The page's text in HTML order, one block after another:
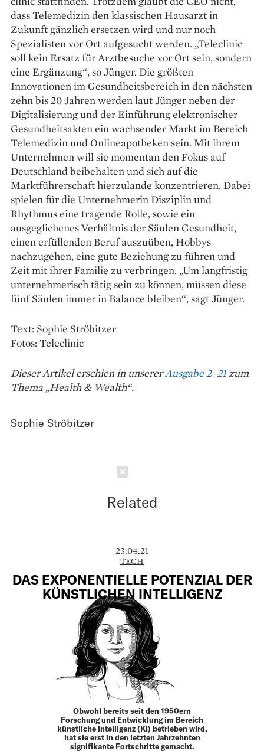
dass Tele­medizin den klassischen Hausarzt in
Zukunft gänzlich ersetzen wird und nur noch
Spezialisten vor Ort aufgesucht werden. „Tele­clinic
soll kein Ersatz für Arztbesuche vor Ort sein, sondern
eine Ergänzung“, so ­Jünger. Die größten
Innovationen im Gesundheitsbereich in den nächsten
zehn bis 20 Jahren werden laut ­Jünger neben der
Digitalisierung und der Einführung elektronischer
Gesundheitsakten ein ­wachsender Markt im Bereich
­Telemedizin und ­Onlineapotheken sein. Mit ihrem
Unternehmen will sie momentan den Fokus auf
Deutschland beibehalten und sich auf die
Marktführerschaft hierzulande konzentrieren. Dabei
spielen für die Unternehmerin Disziplin und
Rhythmus eine tragende Rolle, sowie ein
ausgeglichenes Verhältnis der Säulen Gesundheit,
einen erfüllenden Beruf auszuüben, Hobbys
nachzugehen, eine gute Beziehung zu führen und
Zeit mit ihrer Familie zu verbringen. „Um langfristig
unternehmerisch tätig sein zu können, müssen diese
fünf Säulen immer in Balance bleiben“, sagt Jünger.
Text: Sophie Ströbitzer
Fotos: Teleclinic
Dieser Artikel erschien in unsererAusgabe 2–21zum
Thema „Health & Wealth“.
Sophie Ströbitzer
Related
23.04.21
TECH
DAS EXPONENTIELLE POTENZIAL DER
KÜNSTLICHEN INTELLIGENZ
Obwohl bereits seit den 1950ern
Forschung und Entwicklung im Bereich
künstliche Intel­ligenz (KI) betrieben wird,
hat sie erst in den letzten Jahrzehnten
signifikante Fortschritte ge­macht.